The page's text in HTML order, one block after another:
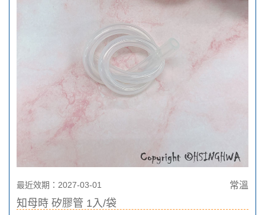
最近效期：2027-03-01 常溫
知母時 矽膠管 1入/袋